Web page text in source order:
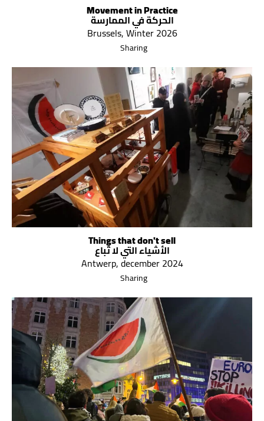
Movement in Practice
الحركة في الممارسة
Brussels, Winter 2026
Sharing
Things that don't sell
الأشياء التي لا تُباع
Antwerp, december 2024
Sharing